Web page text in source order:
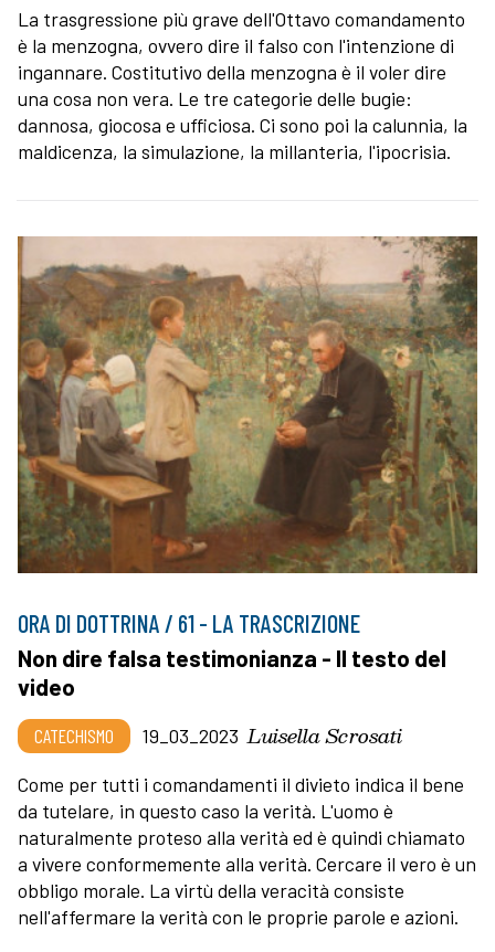
La trasgressione più grave dell'Ottavo comandamento
è la menzogna, ovvero dire il falso con l'intenzione di
ingannare. Costitutivo della menzogna è il voler dire
una cosa non vera. Le tre categorie delle bugie:
dannosa, giocosa e ufficiosa. Ci sono poi la calunnia, la
maldicenza, la simulazione, la millanteria, l'ipocrisia.
ORA DI DOTTRINA / 61 - LA TRASCRIZIONE
Non dire falsa testimonianza - Il testo del
video
CATECHISMO 19_03_2023 Luisella Scrosati
Come per tutti i comandamenti il divieto indica il bene
da tutelare, in questo caso la verità. L'uomo è
naturalmente proteso alla verità ed è quindi chiamato
a vivere conformemente alla verità. Cercare il vero è un
obbligo morale. La virtù della veracità consiste
nell'affermare la verità con le proprie parole e azioni.